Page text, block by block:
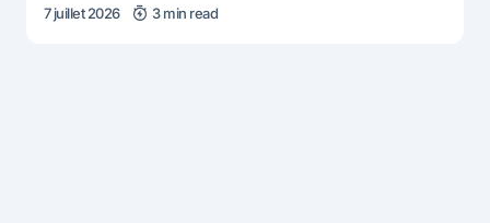
7 juillet 2026 3 min read